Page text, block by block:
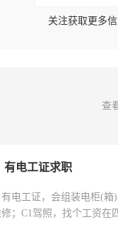
关注获取更多
查
有电工证求职
有电工证，会组装电柜(箱
；C1驾照，找个工资在